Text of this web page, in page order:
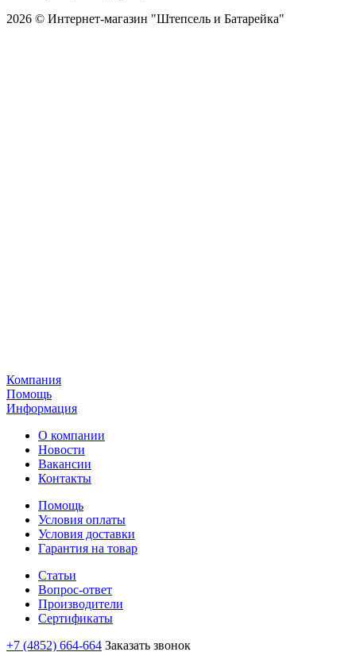
2026 © Интернет-магазин "Штепсель и Батарейка"
Компания
Помощь
Информация
О компании
Новости
Вакансии
Контакты
Помощь
Условия оплаты
Условия доставки
Гарантия на товар
Статьи
Вопрос-ответ
Производители
Сертификаты
+7 (4852) 664-664 Заказать звонок